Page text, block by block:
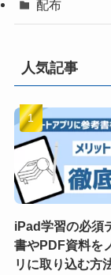
配布
人気記事
iPad学習の必須
書やPDF資料を
リに取り込む方